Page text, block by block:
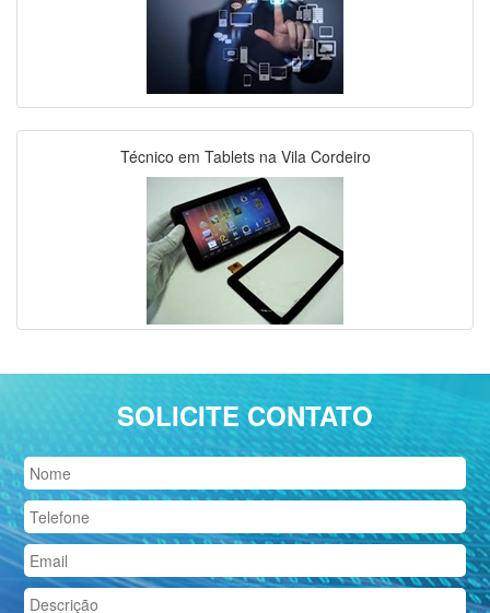
Técnico em Tablets na Vila Cordeiro
SOLICITE CONTATO